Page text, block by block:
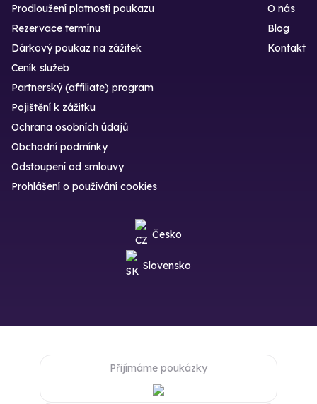
Prodloužení platnosti poukazu
Rezervace termínu
Dárkový poukaz na zážitek
O nás
Blog
Kontakt
Ceník služeb
Partnerský (affiliate) program
Pojištění k zážitku
Ochrana osobních údajů
Obchodní podmínky
Odstoupení od smlouvy
Prohlášení o používání cookies
Česko
Slovensko
Přijímáme poukázky